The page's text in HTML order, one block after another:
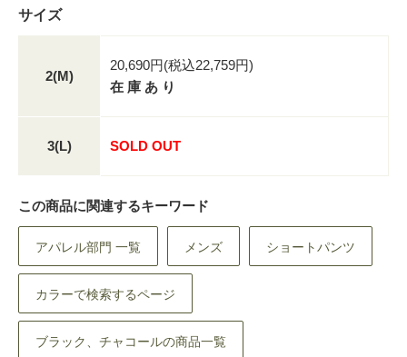
サイズ
2(M)
20,690円(税込22,759円)
在 庫 あ り
3(L) SOLD OUT
この商品に関連するキーワード
アパレル部門 一覧 メンズ ショートパンツ
カラーで検索するページ
ブラック、チャコールの商品一覧